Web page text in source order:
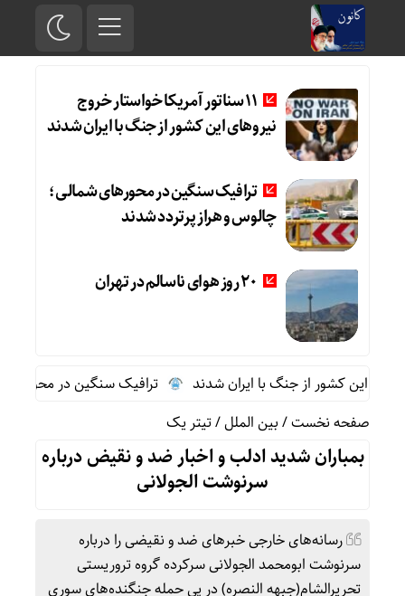
11 سناتور آمریکا خواستار خروج
نیروهای این کشور از جنگ با ایران شدند
ترافیک سنگین در محورهای شمالی؛
چالوس و هراز پرتردد شدند
20 روز هوای ناسالم در تهران
ترافیک سنگین در محورهای
صفحه نخست/بین الملل/تیتر یک
بمباران شدید ادلب و اخبار ضد و نقیض درباره
سرنوشت الجولانی
رسانه‌های خارجی خبرهای ضد و نقیضی را درباره
سرنوشت ابومحمد الجولانی سرکرده گروه تروریستی
تحریرالشام(جبهه النصره) در پی حمله جنگنده‌های سوری